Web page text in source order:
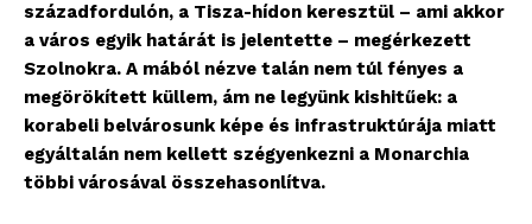
századfordulón, a Tisza-hídon keresztül – ami akkor
a város egyik határát is jelentette – megérkezett
Szolnokra. A mából nézve talán nem túl fényes a
megörökített küllem, ám ne legyünk kishitűek: a
korabeli belvárosunk képe és infrastruktúrája miatt
egyáltalán nem kellett szégyenkezni a Monarchia
többi városával összehasonlítva.